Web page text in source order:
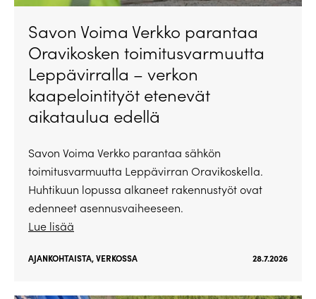
Savon Voima Verkko parantaa
Oravikosken toimitusvarmuutta
Leppävirralla – verkon
kaapelointityöt etenevät
aikataulua edellä
Savon Voima Verkko parantaa sähkön
toimitusvarmuutta Leppävirran Oravikoskella.
Huhtikuun lopussa alkaneet rakennustyöt ovat
edenneet asennusvaiheeseen.
Lue lisää
AJANKOHTAISTA,VERKOSSA 28.7.2026